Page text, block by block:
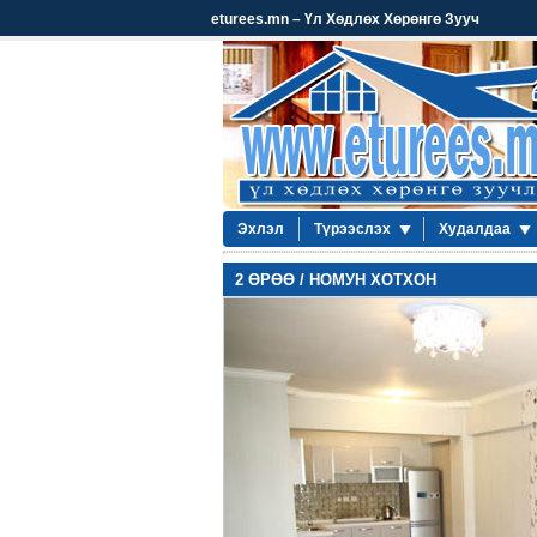
eturees.mn – Үл Хөдлөх Хөрөнгө Зууч
Эхлэл Түрээслэх Худалдаа
2 ӨРӨӨ / НОМУН ХОТХОН